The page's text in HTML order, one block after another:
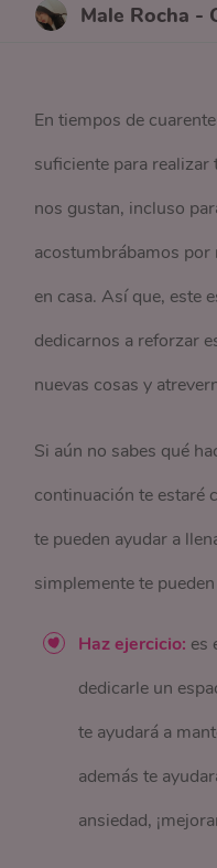
Male Rocha -
En tiempos de
suficiente para realizar
nos gustan, incluso
acostumbrábamos por
en casa. Así que, este
dedicarnos a reforzar
nuevas cosas y
Si aún no sabes qué
continuación te estaré
te pueden ayudar a
simplemente te
Haz ejercicio: es
dedicarle un
te ayudará a
además te
ansiedad,